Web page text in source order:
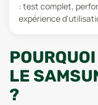
: test complet,
expérience
LE
?